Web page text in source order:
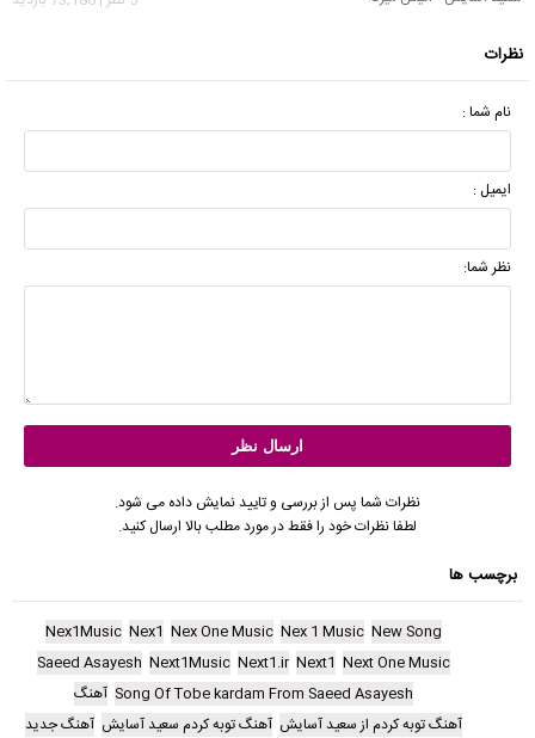
نظرات
نام شما :
ایمیل :
نظر شما:
نظرات شما پس از بررسی و تایید نمایش داده می شود.
لطفا نظرات خود را فقط در مورد مطلب بالا ارسال کنید.
برچسب ها
New Song
Nex 1 Music
Nex One Music
Nex1
Nex1Music
Next One Music
Next1
Next1.ir
Next1Music
Saeed Asayesh
Song Of Tobe kardam From Saeed Asayesh آهنگ
آهنگ توبه کردم از سعید آسایش آهنگ توبه کردم سعید آسایش آهنگ جدید